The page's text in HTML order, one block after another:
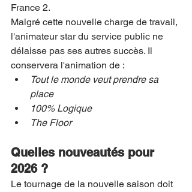
France 2.
Malgré cette nouvelle charge de travail,
l'animateur star du service public ne
délaisse pas ses autres succès. Il
conservera l'animation de :
Tout le monde veut prendre sa
place
100% Logique
The Floor
Quelles nouveautés pour
2026 ?
Le tournage de la nouvelle saison doit